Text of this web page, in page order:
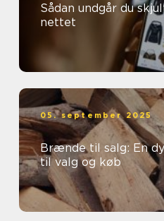
Sådan undgår du
nettet
05. september 2025
Brænde til salg: En
til valg og køb